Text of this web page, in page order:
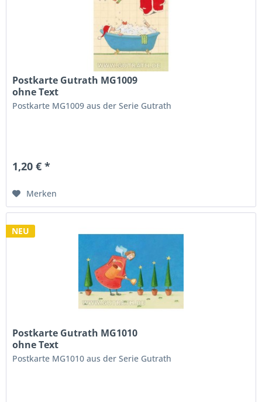
Postkarte Gutrath MG1009
ohne Text
Postkarte MG1009 aus der Serie Gutrath
1,20 € *
Merken
NEU
Postkarte Gutrath MG1010
ohne Text
Postkarte MG1010 aus der Serie Gutrath